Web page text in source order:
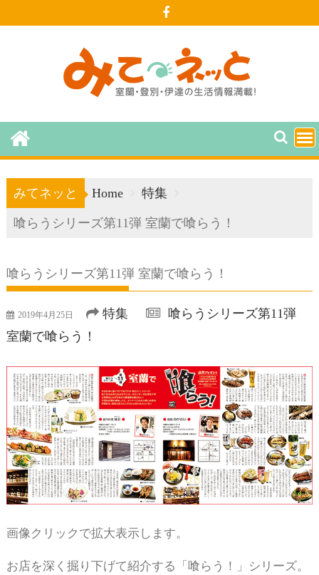
みてネッと Home 特集
喰らうシリーズ第11弾 室蘭で喰らう！
喰らうシリーズ第11弾 室蘭で喰らう！
2019年4月25日 特集
喰らうシリーズ第11弾
室蘭で喰らう！
画像クリックで拡大表示します。
お店を深く掘り下げて紹介する「喰らう！」シリーズ。